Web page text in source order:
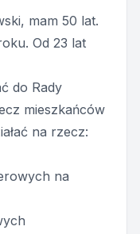
mam 50 lat.
Od 23 lat
do Rady
mieszkańców
na rzecz:
na